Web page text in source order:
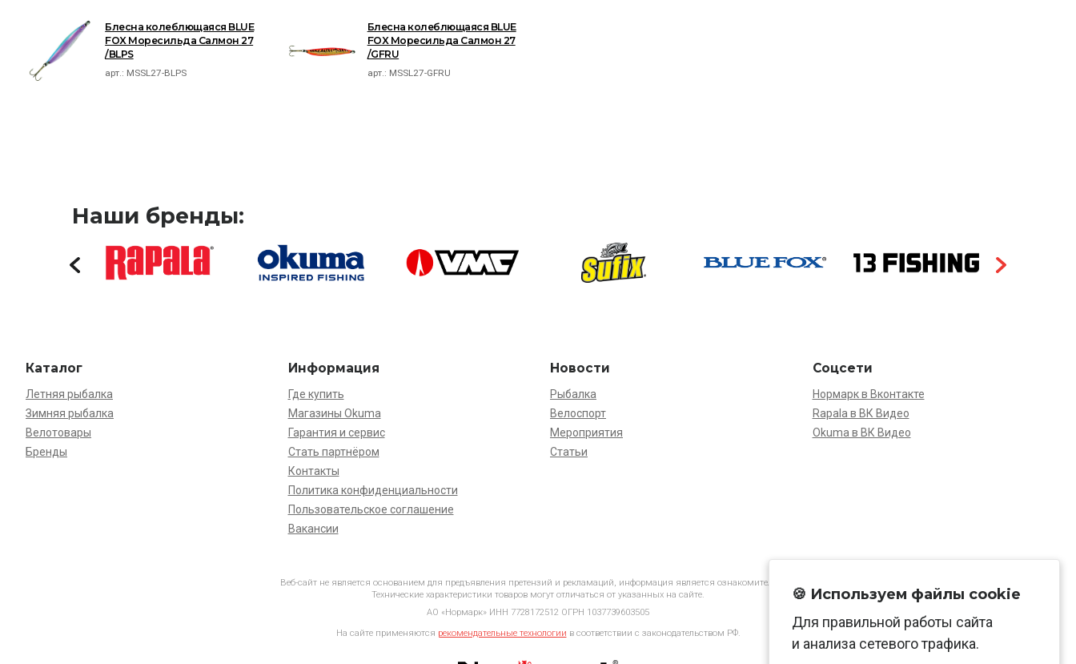
Блесна колеблющаяся BLUE
FOX Моресильда Салмон 27
/BLPS
арт.: MSSL27-BLPS
Блесна колеблющаяся BLUE
FOX Моресильда Салмон 27
/GFRU
арт.: MSSL27-GFRU
Наши бренды:
Каталог
Летняя рыбалка
Зимняя рыбалка
Велотовары
Бренды
Информация
Где купить
Магазины Okuma
Гарантия и сервис
Стать партнёром
Контакты
Политика конфиденциальности
Пользовательское соглашение
Вакансии
Новости
Рыбалка
Велоспорт
Мероприятия
Статьи
Соцсети
Нормарк в Вконтакте
Rapala в ВК Видео
Okuma в ВК Видео
Веб-сайт не является основанием для предъявления претензий и рекламаций, информация является ознакомительной.
Технические характеристики товаров могут отличаться от указанных на сайте.
АО «Нормарк» ИНН 7728172512 ОГРН 1037739603505
На сайте применяются рекомендательные технологии в соответствии с законодательством РФ.
🍪 Используем файлы cookie
Для правильной работы сайта
и анализа сетевого трафика.